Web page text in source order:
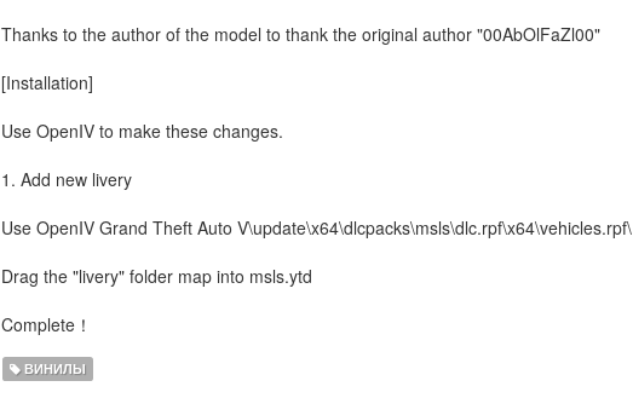
Thanks to the author of the model to thank the original author "00AbOlFaZl00"
[Installation]
Use OpenIV to make these changes.
1. Add new livery
Use OpenIV Grand Theft Auto V\update\x64\dlcpacks\msls\dlc.rpf\x64\vehicles.rpf\
Drag the "livery" folder map into msls.ytd
Complete！
ВИНИЛЫ